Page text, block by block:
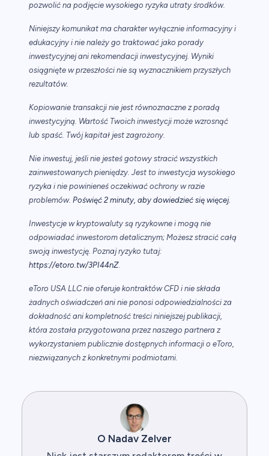
pozwolić na podjęcie wysokiego ryzyka utraty środków.
Niniejszy komunikat ma charakter wyłącznie informacyjny i
edukacyjny i nie należy go traktować jako porady
inwestycyjnej ani rekomendacji inwestycyjnej. Wyniki
osiągnięte w przeszłości nie są wyznacznikiem przyszłych
rezultatów.
Kopiowanie transakcji nie jest równoznaczne z poradą
inwestycyjną. Wartość Twoich inwestycji może wzrosnąć
lub spaść. Twój kapitał jest zagrożony.
Nie inwestuj, jeśli nie jesteś gotowy stracić wszystkich
zainwestowanych pieniędzy. Jest to inwestycja wysokiego
ryzyka i nie powinieneś oczekiwać ochrony w razie
problemów. Poświęć 2 minuty, aby dowiedzieć się więcej.
Inwestycje w kryptowaluty są ryzykowne i mogą nie
odpowiadać inwestorom detalicznym; Możesz stracić całą
swoją inwestycję. Poznaj ryzyko tutaj:
https://etoro.tw/3PI44nZ.
eToro USA LLC nie oferuje kontraktów CFD i nie składa
żadnych oświadczeń ani nie ponosi odpowiedzialności za
dokładność ani kompletność treści niniejszej publikacji,
która została przygotowana przez naszego partnera z
wykorzystaniem publicznie dostępnych informacji o eToro,
niezwiązanych z konkretnymi podmiotami.
O Nadav Zelver